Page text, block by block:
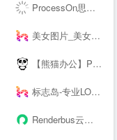
ProcessOn思维导图、流程图-思维导图模板_思维导图软件免费下载_在线作图协作工具
美女图片_美女壁纸_写真女神_极品尤物_宅男女神尽在—奇妙尤物网
【熊猫办公】PPT模板，创意设计素材 高效办公在熊猫
标志岛-专业LOGO素材下载平台
Renderbus云渲染农场-海量机器云渲染平台,高效3D云渲染服务